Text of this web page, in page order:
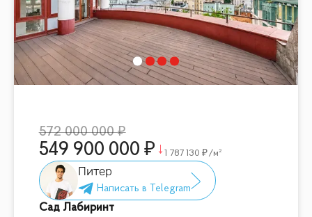
572 000 000
549 900 000 1 787 130 /м²
Питер
Сад Лабиринт